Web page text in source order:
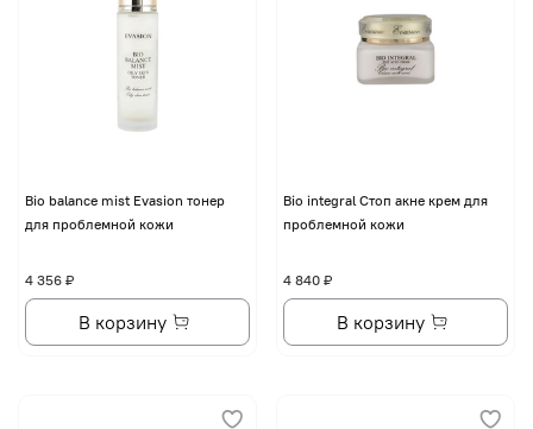
Bio balance mist Evasion тонер
для проблемной кожи
4 356 ₽
В корзину
Bio integral Стоп акне крем для
проблемной кожи
4 840 ₽
В корзину